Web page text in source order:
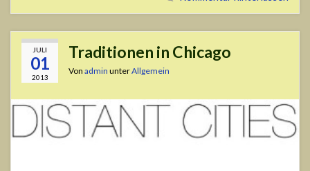
JULI
01
2013
Traditionen in Chicago
Von admin unterAllgemein